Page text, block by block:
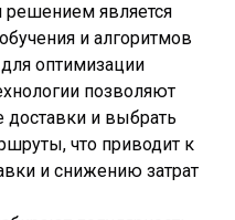
является
и алгоритмов
для оптимизации
позволяют
доставки и выбрать
что приводит к
и снижению затрат